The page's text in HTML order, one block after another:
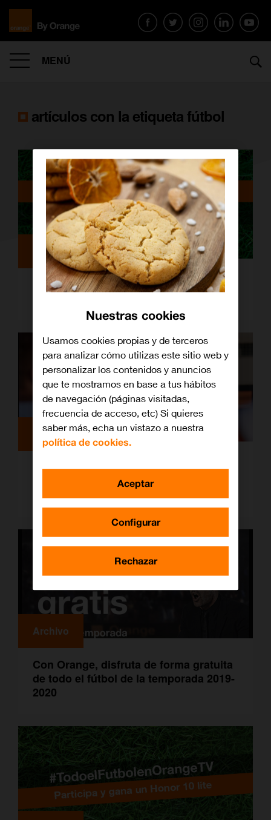
MENÚ
artículos con la etiqueta fútbol
Archivo
Gana un increíble Galaxy Note 10 con
Archivo
Simeone acompaña este año a los que
saben de fútbol y eligen Orange TV
«partido a partido»
Archivo
Con Orange, disfruta de forma gratuita
de todo el fútbol de la temporada 2019-
2020
Nuestras cookies
Usamos cookies propias y de terceros
para analizar cómo utilizas este sitio web y
personalizar los contenidos y anuncios
que te mostramos en base a tus hábitos
de navegación (páginas visitadas,
frecuencia de acceso, etc) Si quieres
saber más, echa un vistazo a nuestra
política de cookies.
Configurar
Rechazar
Aceptar